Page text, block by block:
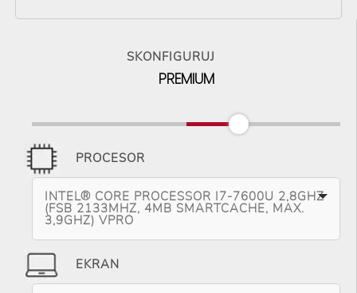
SKONFIGURUJ
PREMIUM
PROCESOR
INTEL® CORE PROCESSOR I7-7600U 2,8GHZ
(FSB 2133MHZ, 4MB SMARTCACHE, MAX.
3,9GHZ) VPRO
EKRAN